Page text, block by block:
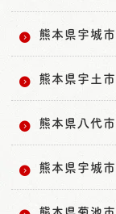
熊本県宇城
熊本県宇土
熊本県八代
熊本県宇城